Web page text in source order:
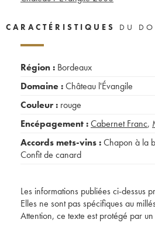
CARACTÉRISTIQUES DU
Région : Bordeaux
Domaine :Château l'Évangile
Couleur : rouge
Encépagement :Cabernet Franc,
Accords mets-vins :Chapon à la
Confit de canard
Les informations publiées ci-dessus
Elles ne sont pas spécifiques au
Attention, ce texte est protégé par